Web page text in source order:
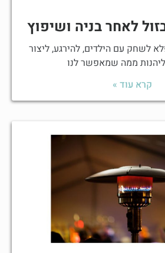
לאחר בניה ושיפוץ
לשחק עם הילדים, להירגע, ליצור
ממה שמאפשר לנו
קרא עוד »